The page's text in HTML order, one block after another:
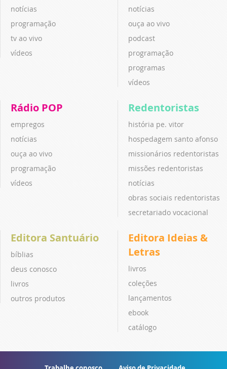
notícias
programação
tv ao vivo
vídeos
notícias
ouça ao vivo
podcast
programação
programas
vídeos
Rádio POP
empregos
notícias
ouça ao vivo
programação
vídeos
Redentoristas
história pe. vitor
hospedagem santo afonso
missionários redentoristas
missões redentoristas
notícias
obras sociais redentoristas
secretariado vocacional
Editora Santuário
bíblias
deus conosco
livros
outros produtos
Editora Ideias &
Letras
livros
coleções
lançamentos
ebook
catálogo